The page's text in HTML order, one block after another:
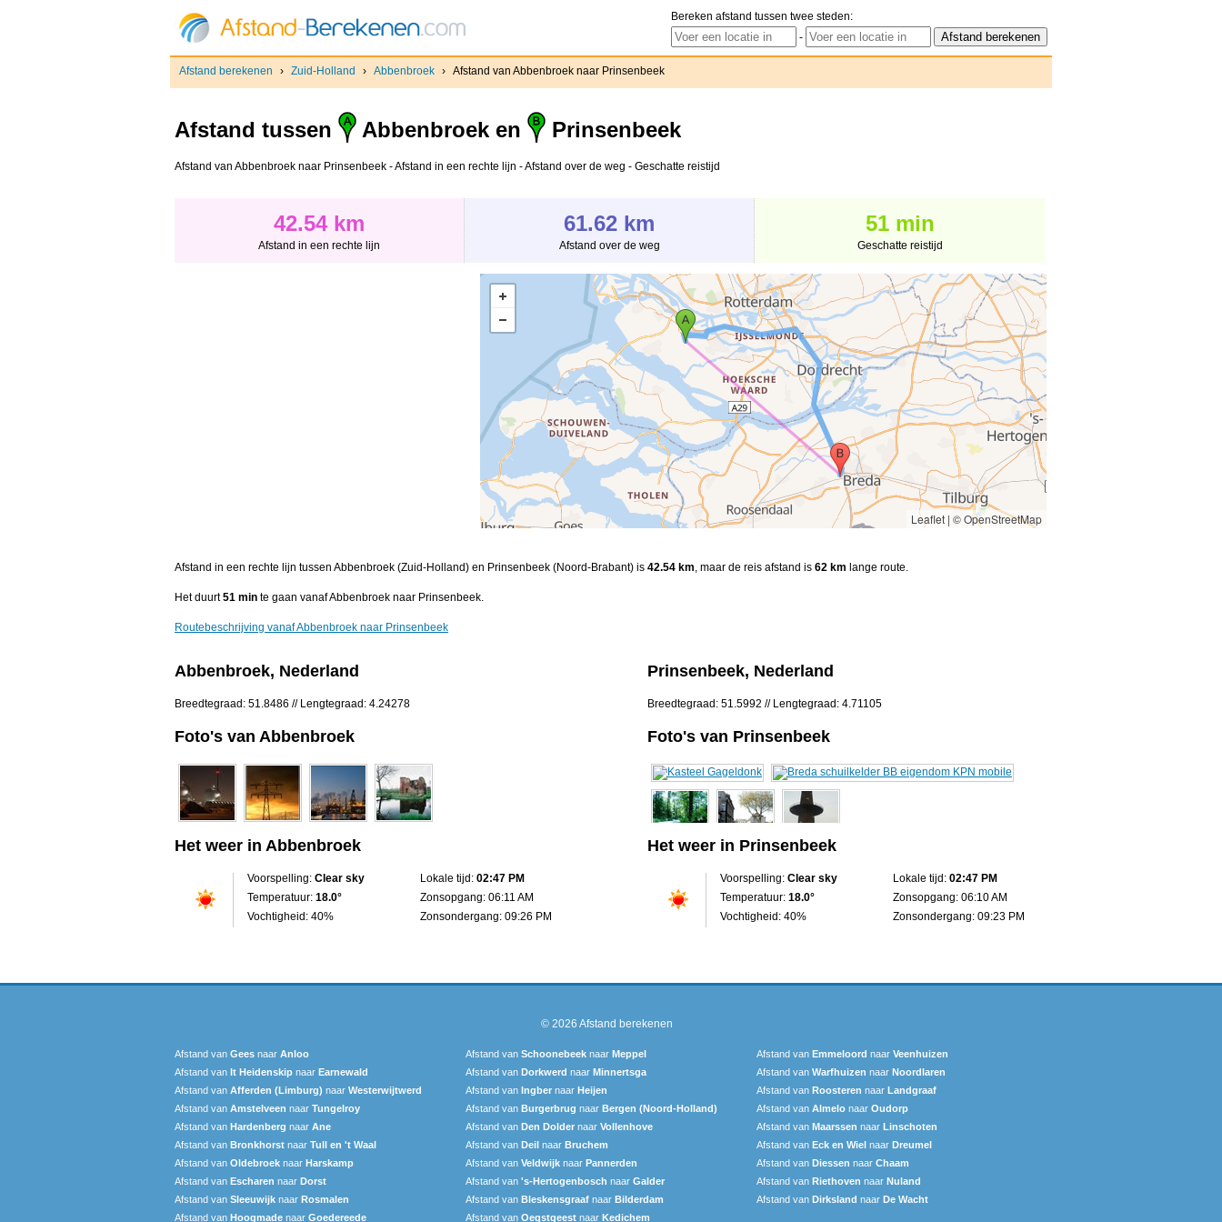
Bereken afstand tussen twee steden:
-
Afstand berekenen › Zuid-Holland › Abbenbroek › Afstand van Abbenbroek naar Prinsenbeek
Afstand tussen Abbenbroek en Prinsenbeek
Afstand van Abbenbroek naar Prinsenbeek - Afstand in een rechte lijn - Afstand over de weg - Geschatte reistijd
42.54 km
Afstand in een rechte lijn
61.62 km
Afstand over de weg
51 min
Geschatte reistijd
Leaflet | © OpenStreetMap
Afstand in een rechte lijn tussen Abbenbroek (Zuid-Holland) en Prinsenbeek (Noord-Brabant) is 42.54 km, maar de reis afstand is 62 km lange route.
Het duurt51 min te gaan vanaf Abbenbroek naar Prinsenbeek.
Routebeschrijving vanaf Abbenbroek naar Prinsenbeek
Abbenbroek, Nederland
Breedtegraad: 51.8486 // Lengtegraad: 4.24278
Foto's van Abbenbroek
Het weer in Abbenbroek
Voorspelling: Clear sky
Temperatuur: 18.0°
Vochtigheid: 40%
Lokale tijd: 02:47 PM
Zonsopgang: 06:11 AM
Zonsondergang: 09:26 PM
Prinsenbeek, Nederland
Breedtegraad: 51.5992 // Lengtegraad: 4.71105
Foto's van Prinsenbeek
Het weer in Prinsenbeek
Voorspelling: Clear sky
Temperatuur: 18.0°
Vochtigheid: 40%
Lokale tijd: 02:47 PM
Zonsopgang: 06:10 AM
Zonsondergang: 09:23 PM
© 2026 Afstand berekenen
Afstand van Gees naar Anloo Afstand van Schoonebeek naar Meppel Afstand van Emmeloord naar Veenhuizen
Afstand van It Heidenskip naar Earnewald Afstand van Dorkwerd naar Minnertsga Afstand van Warfhuizen naar Noordlaren
Afstand van Afferden (Limburg) naar Westerwijtwerd Afstand van Ingber naar Heijen Afstand van Roosteren naar Landgraaf
Afstand van Amstelveen naar Tungelroy Afstand van Burgerbrug naar Bergen (Noord-Holland) Afstand van Almelo naar Oudorp
Afstand van Hardenberg naar Ane Afstand van Den Dolder naar Vollenhove Afstand van Maarssen naar Linschoten
Afstand van Bronkhorst naar Tull en 't Waal Afstand van Deil naar Bruchem Afstand van Eck en Wiel naar Dreumel
Afstand van Oldebroek naar Harskamp Afstand van Veldwijk naar Pannerden Afstand van Diessen naar Chaam
Afstand van Escharen naar Dorst Afstand van 's-Hertogenbosch naar Galder Afstand van Riethoven naar Nuland
Afstand van Sleeuwijk naar Rosmalen Afstand van Bleskensgraaf naar Bilderdam Afstand van Dirksland naar De Wacht
Afstand van Hoogmade naar Goedereede Afstand van Oegstgeest naar Kedichem